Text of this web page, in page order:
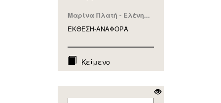
Μαρίνα Πλατή - Ελένη...
ΕΚΘΕΣΗ-ΑΝΑΦΟΡA
Κείμενο